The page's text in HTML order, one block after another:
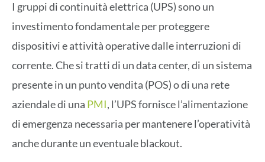
I gruppi di continuità elettrica (UPS) sono un
investimento fondamentale per proteggere
dispositivi e attività operative dalle interruzioni di
corrente. Che si tratti di un data center, di un sistema
presente in un punto vendita (POS) o di una rete
aziendale di una PMI, l’UPS fornisce l’alimentazione
di emergenza necessaria per mantenere l’operatività
anche durante un eventuale blackout.